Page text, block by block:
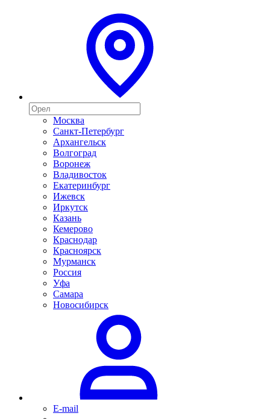
Москва
Санкт-Петербург
Архангельск
Волгоград
Воронеж
Владивосток
Екатеринбург
Ижевск
Иркутск
Казань
Кемерово
Краснодар
Красноярск
Мурманск
Россия
Уфа
Самара
Новосибирск
E-mail